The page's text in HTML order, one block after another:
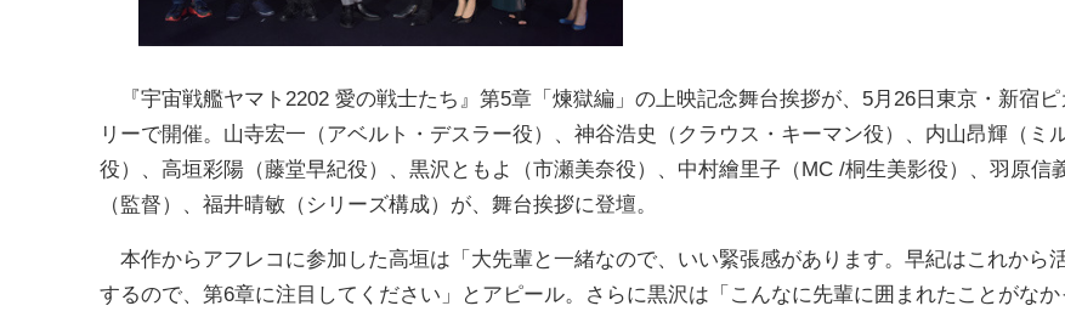
『宇宙戦艦ヤマト2202 愛の戦士たち』第5章「煉獄編」の上映記念舞台挨拶が、5月26日東京・新宿ピ
リーで開催。山寺宏一（アベルト・デスラー役）、神谷浩史（クラウス・キーマン役）、内山昂輝（ミ
役）、高垣彩陽（藤堂早紀役）、黒沢ともよ（市瀬美奈役）、中村繪里子（MC /桐生美影役）、羽原信
（監督）、福井晴敏（シリーズ構成）が、舞台挨拶に登壇。
本作からアフレコに参加した高垣は「大先輩と一緒なので、いい緊張感があります。早紀はこれから
するので、第6章に注目してください」とアピール。さらに黒沢は「こんなに先輩に囲まれたことがなか